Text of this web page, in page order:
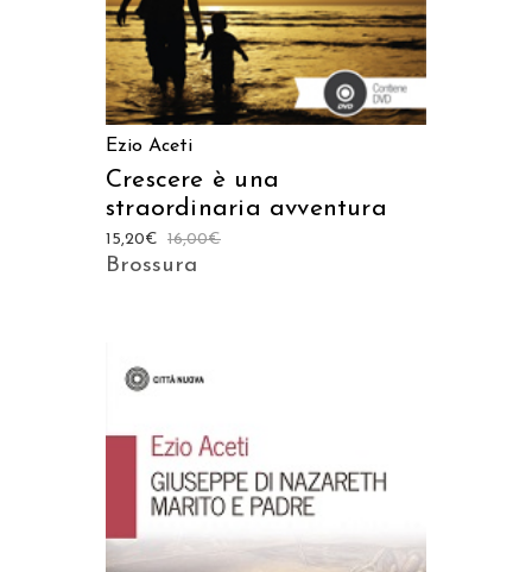
Ezio Aceti
Crescere è una
straordinaria avventura
16,00€
15,20€
Brossura